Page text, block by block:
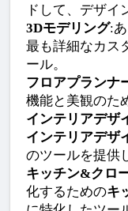
ドして、デザイ
3Dモデリング:
最も詳細なカス
ール。
フロアプランナ
機能と美観のた
インテリアデザ
インテリアデザ
のツールを提供
キッチン&クロ
化するためのキ